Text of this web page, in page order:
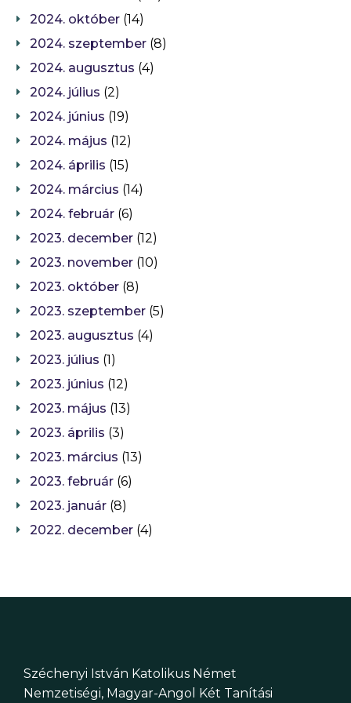
2024. október (14)
2024. szeptember (8)
2024. augusztus (4)
2024. július (2)
2024. június (19)
2024. május (12)
2024. április (15)
2024. március (14)
2024. február (6)
2023. december (12)
2023. november (10)
2023. október (8)
2023. szeptember (5)
2023. augusztus (4)
2023. július (1)
2023. június (12)
2023. május (13)
2023. április (3)
2023. március (13)
2023. február (6)
2023. január (8)
2022. december (4)
Széchenyi István Katolikus Német
Nemzetiségi, Magyar-Angol Két Tanítási